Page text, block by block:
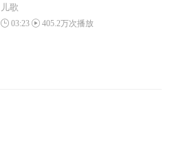
儿歌
03:23 405.2万次播放